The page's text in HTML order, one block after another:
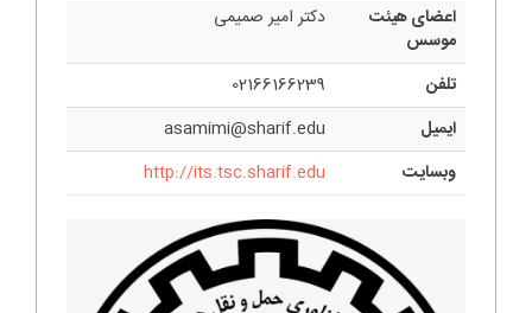
اعضای هیئت
موسس
دکتر امیر صمیمی
تلفن
02166166239
ایمیل
asamimi@sharif.edu
وبسایت
http://its.tsc.sharif.edu